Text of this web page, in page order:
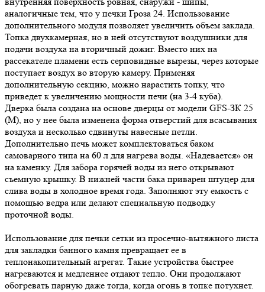
аналогичные тем, что у печки Гроза 24. Использование
дополнительного модуля позволяет увеличить объем заклада.
Топка двухкамерная, но в ней отсутствуют воздушники для
подачи воздуха на вторичный дожиг. Вместо них на
рассекателе пламени есть серповидные вырезы, через которые
поступает воздух во вторую камеру. Применяя
дополнительную секцию, можно нарастить топку, что
приведет к увеличению мощности печи (на 3-4 куба).
Дверка была создана на основе дверцы от модели GFS-ЗК 25
(М), но у нее была изменена форма отверстий для всасывания
воздуха и несколько сдвинуты навесные петли.
Дополнительно печь может комплектоваться баком
самоварного типа на 60 л для нагрева воды. «Надевается» он
на каменку. Для забора горячей воды из него открывают
съемную крышку. В нижней части бака приварен штуцер для
слива воды в холодное время года. Заполняют эту емкость с
помощью ведра или делают специальную подводку
проточной воды.
Использование для печки сетки из просечно-вытяжного листа
для закладки банного камня превращает ее в
теплонакопительный агрегат. Такие устройства быстрее
нагреваются и медленнее отдают тепло. Они продолжают
обогревать парную даже тогда, когда огонь в топке потухнет.